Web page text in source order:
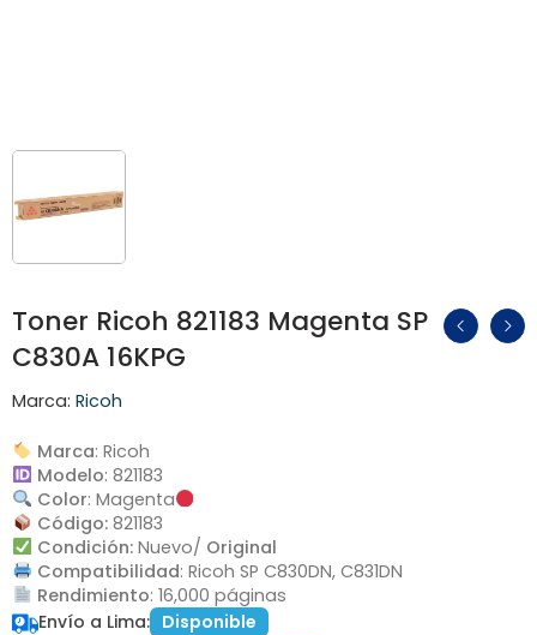
Toner Ricoh 821183 Magenta SP
C830A 16KPG
Marca: Ricoh
Marca: Ricoh
Modelo: 821183
Color: Magenta
Código:821183
Condición: Nuevo/ Original
Compatibilidad: Ricoh SP C830DN, C831DN
Rendimiento: 16,000 páginas
Envío a Lima: Disponible